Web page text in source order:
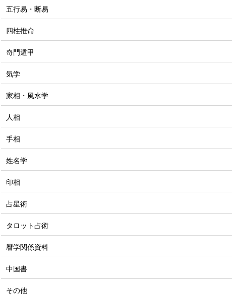
五行易・断易
四柱推命
奇門遁甲
気学
家相・風水学
人相
手相
姓名学
印相
占星術
タロット占術
暦学関係資料
中国書
その他